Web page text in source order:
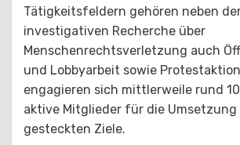
Tätigkeitsfeldern gehören neben
investigativen Recherche über
Menschenrechtsverletzung auch
und Lobbyarbeit sowie
engagieren sich mittlerweile rund
aktive Mitglieder für die Umsetzung
gesteckten Ziele.